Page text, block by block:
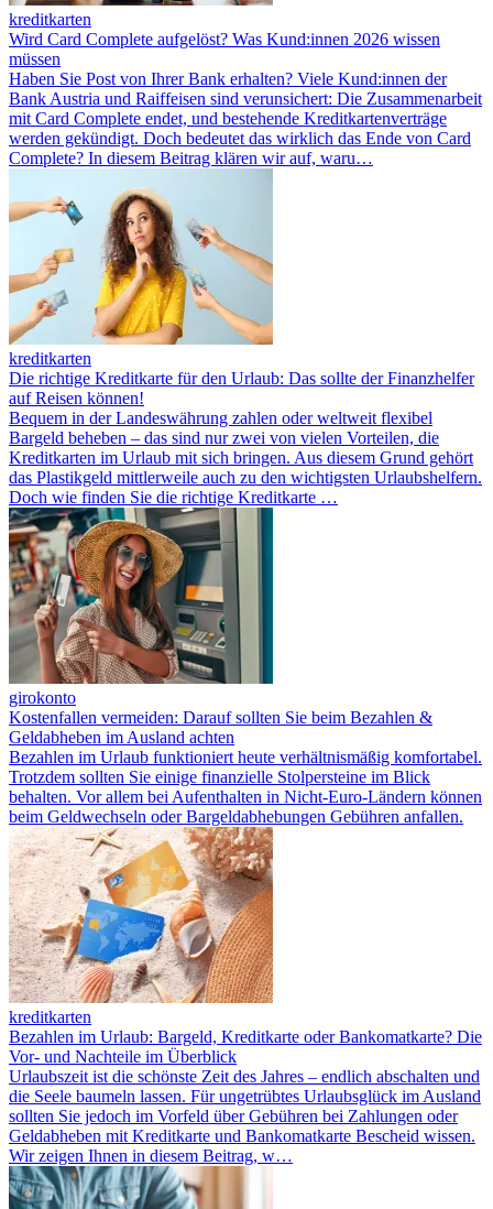
kreditkarten
Wird Card Complete aufgelöst? Was Kund:innen 2026 wissen
müssen
Haben Sie Post von Ihrer Bank erhalten? Viele Kund:innen der
Bank Austria und Raiffeisen sind verunsichert: Die Zusammenarbeit
mit Card Complete endet, und bestehende Kreditkartenverträge
werden gekündigt. Doch bedeutet das wirklich das Ende von Card
Complete? In diesem Beitrag klären wir auf, waru…
kreditkarten
Die richtige Kreditkarte für den Urlaub: Das sollte der Finanzhelfer
auf Reisen können!
Bequem in der Landeswährung zahlen oder weltweit flexibel
Bargeld beheben – das sind nur zwei von vielen Vorteilen, die
Kreditkarten im Urlaub mit sich bringen. Aus diesem Grund gehört
das Plastikgeld mittlerweile auch zu den wichtigsten Urlaubshelfern.
Doch wie finden Sie die richtige Kreditkarte …
girokonto
Kostenfallen vermeiden: Darauf sollten Sie beim Bezahlen &
Geldabheben im Ausland achten
Bezahlen im Urlaub funktioniert heute verhältnismäßig komfortabel.
Trotzdem sollten Sie einige finanzielle Stolpersteine im Blick
behalten. Vor allem bei Aufenthalten in Nicht-Euro-Ländern können
beim Geldwechseln oder Bargeldabhebungen Gebühren anfallen.
kreditkarten
Bezahlen im Urlaub: Bargeld, Kreditkarte oder Bankomatkarte? Die
Vor- und Nachteile im Überblick
Urlaubszeit ist die schönste Zeit des Jahres – endlich abschalten und
die Seele baumeln lassen. Für ungetrübtes Urlaubsglück im Ausland
sollten Sie jedoch im Vorfeld über Gebühren bei Zahlungen oder
Geldabheben mit Kreditkarte und Bankomatkarte Bescheid wissen.
Wir zeigen Ihnen in diesem Beitrag, w…